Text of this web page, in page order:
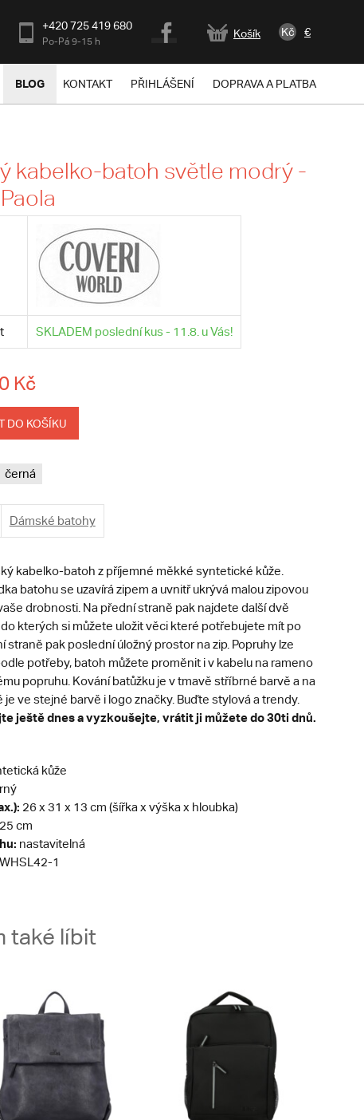
+420 725 419 680
Po-Pá 9-15 h
Košík Kč €
BLOG KONTAKT PŘIHLÁŠENÍ DOPRAVA A PLATBA
kabelko-batoh světle modrý -
SKLADEM poslední kus - 11.8. u Vás!
Kč
DO KOŠÍKU
černá
Dámské batohy
kabelko-batoh z příjemné měkké syntetické kůže.
batohu se uzavírá zipem a uvnitř ukrývá malou zipovou
drobnosti. Na přední straně pak najdete další dvě
do kterých si můžete uložit věci které potřebujete mít po
straně pak poslední úložný prostor na zip. Popruhy lze
potřeby, batoh můžete proměnit i v kabelu na rameno
popruhu. Kování batůžku je v tmavě stříbrné barvě a na
je ve stejné barvě i logo značky. Buďte stylová a trendy.
ještě dnes a vyzkoušejte, vrátit ji můžete do 30ti dnů.
kůže
26 x 31 x 13 cm (šířka x výška x hloubka)
25 cm
nastavitelná
1
také líbit